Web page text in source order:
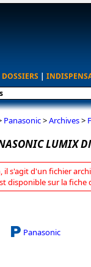
DOSSIERS |
Panasonic>Archives>
LUMIX
il s'agit d'un fichier
disponible sur la fiche
Panasonic